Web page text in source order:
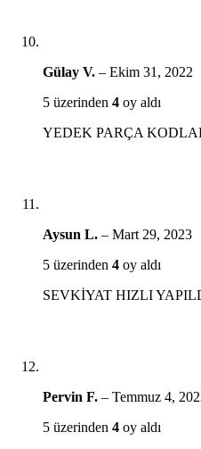
Gülay V. – Ekim 31, 2022
5 üzerinden 4 oy aldı
YEDEK PARÇA
Aysun L. – Mart 29, 2023
5 üzerinden 4 oy aldı
SEVKİYAT HIZLI
Pervin F. – Temmuz 4,
5 üzerinden 4 oy aldı